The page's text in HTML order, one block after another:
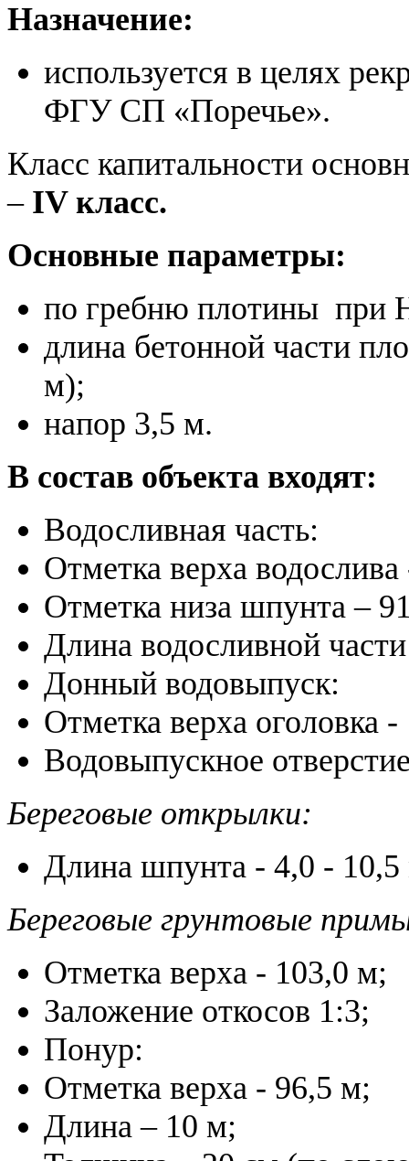
Назначение:
используется в целях
ФГУ СП «Поречье».
Класс капитальности
– IV класс.
Основные параметры:
по гребню плотины при
длина бетонной части
м);
напор 3,5 м.
В состав объекта входят:
Водосливная часть:
Отметка верха
Отметка низа шпунта –
Длина водосливной
Донный водовыпуск:
Отметка верха оголовка
Водовыпускное
Береговые открылки:
Длина шпунта - 4,0 -
Береговые грунтовые
Отметка верха - 103,0 м;
Заложение откосов 1:3;
Понур:
Отметка верха - 96,5 м;
Длина – 10 м;